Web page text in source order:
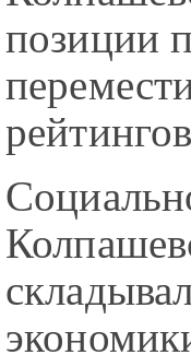
позиции